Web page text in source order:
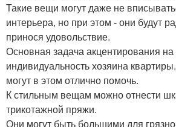
Такие вещи могут даже не
интерьера, но при этом - они будут
принося удовольствие.
Основная задача акцентирования на
индивидуальность хозяина
могут в этом отлично помочь.
К стильным вещам можно отнести
трикотажной пряжи.
Они могут быть большими для